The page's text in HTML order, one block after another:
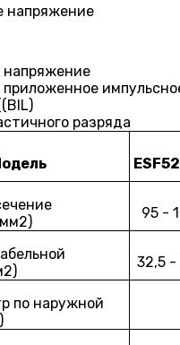
напряжение
напряжение
разряда
95 -
32,5 -
по наружной